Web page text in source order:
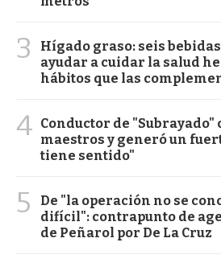
3
Hígado graso: seis
ayudar a cuidar la salud
hábitos que las
4 Conductor de
maestros y generó un
tiene sentido"
5
De "la operación no se
difícil": contrapunto de
de Peñarol por De La Cruz